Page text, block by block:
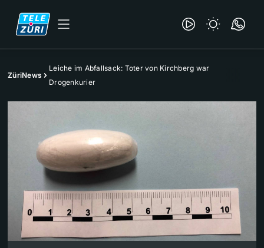
ZüriNews
Leiche im Abfallsack: Toter von Kirchberg war
Drogenkurier